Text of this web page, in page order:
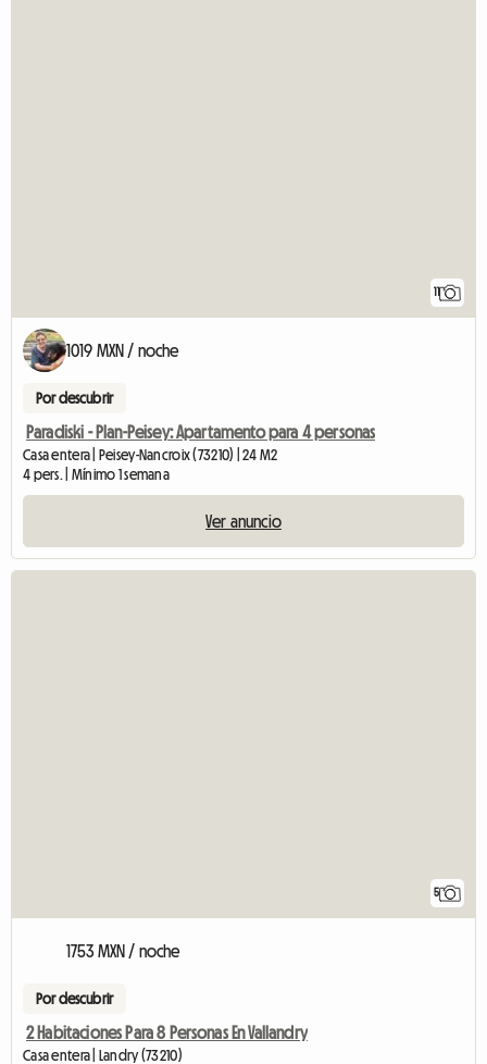
1019 MXN / noche
Por descubrir
Paradiski - Plan-Peisey: Apartamento para 4 personas
Casa entera | Peisey-Nancroix (73210) | 24 M2
4 pers. | Mínimo 1 semana
Ver anuncio
5
1753 MXN / noche
Por descubrir
2 Habitaciones Para 8 Personas En Vallandry
Casa entera | Landry (73210)